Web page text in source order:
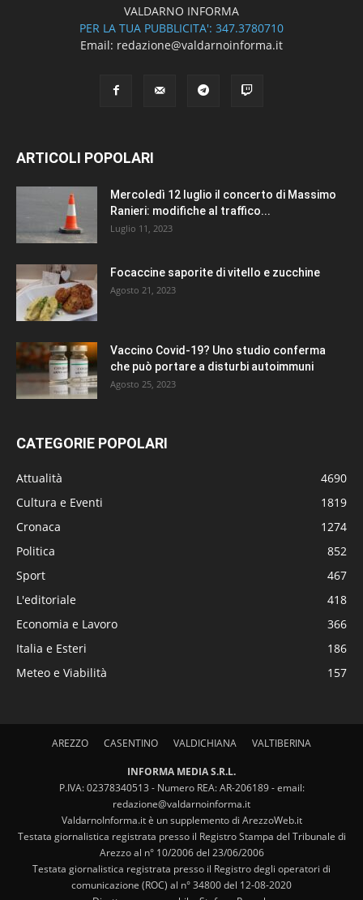
VALDARNO INFORMA
PER LA TUA PUBBLICITA': 347.3780710
Email: redazione@valdarnoinforma.it
ARTICOLI POPOLARI
Mercoledì 12 luglio il concerto di Massimo
Ranieri: modifiche al traffico...
Luglio 11, 2023
Focaccine saporite di vitello e zucchine
Agosto 21, 2023
Vaccino Covid-19? Uno studio conferma
che può portare a disturbi autoimmuni
Agosto 25, 2023
CATEGORIE POPOLARI
Attualità
4690
Cultura e Eventi
1819
Cronaca
1274
Politica
852
Sport
467
L'editoriale
418
Economia e Lavoro
366
Italia e Esteri
186
Meteo e Viabilità
157
AREZZO CASENTINO VALDICHIANA VALTIBERINA
INFORMA MEDIA S.R.L.
P.IVA: 02378340513 - Numero REA: AR-206189 - email:
redazione@valdarnoinforma.it
ValdarnoInforma.it è un supplemento di ArezzoWeb.it
Testata giornalistica registrata presso il Registro Stampa del Tribunale di
Arezzo al n° 10/2006 del 23/06/2006
Testata giornalistica registrata presso il Registro degli operatori di
comunicazione (ROC) al n° 34800 del 12-08-2020